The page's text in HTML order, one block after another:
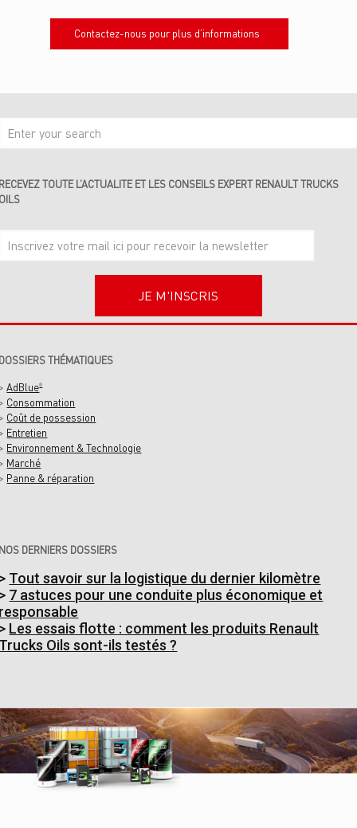
Contactez-nous pour plus d’informations
TOUTE L’ACTUALITE ET LES CONSEILS EXPERT RENAULT TRUCKS
JE M'INSCRIS
THÉMATIQUES
AdBlue®
Consommation
Coût de possession
Entretien
Environnement & Technologie
Marché
Panne & réparation
DERNIERS DOSSIERS
Tout savoir sur la logistique du dernier kilomètre
7 astuces pour une conduite plus économique et
Les essais flotte : comment les produits Renault
Oils sont-ils testés ?